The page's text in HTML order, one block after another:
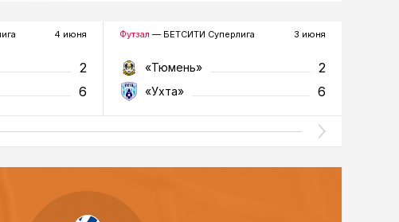
4 июня
2
6
Футзал — БЕТСИТИ Суперлига 3 июня
«Тюмень» 2
«Ухта» 6